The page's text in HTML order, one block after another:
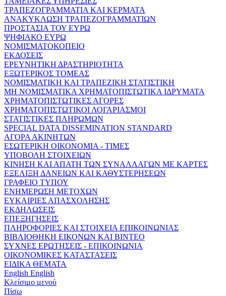
ΤΡΑΠΕΖΟΓΡΑΜΜΑΤΙΑ ΚΑΙ ΚΕΡΜΑΤΑ
ΑΝΑΚΥΚΛΩΣΗ ΤΡΑΠΕΖΟΓΡΑΜΜΑΤΙΩΝ
ΠΡΟΣΤΑΣΙΑ ΤΟΥ ΕΥΡΩ
ΨΗΦΙΑΚΟ ΕΥΡΩ
ΝΟΜΙΣΜΑΤΟΚΟΠΕΙΟ
ΕΚΔΟΣΕΙΣ
ΕΡΕΥΝΗΤΙΚΗ ΔΡΑΣΤΗΡΙΟΤΗΤΑ
ΕΞΩΤΕΡΙΚΟΣ ΤΟΜΕΑΣ
ΝΟΜΙΣΜΑΤΙΚΗ ΚΑΙ ΤΡΑΠΕΖΙΚΗ ΣΤΑΤΙΣΤΙΚΗ
ΜΗ ΝΟΜΙΣΜΑΤΙΚΑ ΧΡΗΜΑΤΟΠΙΣΤΩΤΙΚΑ ΙΔΡΥΜΑΤΑ
ΧΡΗΜΑΤΟΠΙΣΤΩΤΙΚΕΣ ΑΓΟΡΕΣ
ΧΡΗΜΑΤΟΠΙΣΤΩΤΙΚΟΙ ΛΟΓΑΡΙΑΣΜΟΙ
ΣΤΑΤΙΣΤΙΚΕΣ ΠΛΗΡΩΜΩΝ
SPECIAL DATA DISSEMINATION STANDARD
ΑΓΟΡΑ ΑΚΙΝΗΤΩΝ
ΕΣΩΤΕΡΙΚΗ ΟΙΚΟΝΟΜΙΑ - ΤΙΜΕΣ
ΥΠΟΒΟΛΗ ΣΤΟΙΧΕΙΩΝ
ΚΙΝΗΣΗ ΚΑΙ ΑΠΑΤΗ ΤΩΝ ΣΥΝΑΛΛΑΓΩΝ ΜΕ ΚΑΡΤΕΣ
ΕΞΕΛΙΞΗ ΔΑΝΕΙΩΝ ΚΑΙ ΚΑΘΥΣΤΕΡΗΣΕΩΝ
ΓΡΑΦΕΙΟ ΤΥΠΟΥ
ΕΝΗΜΕΡΩΣΗ ΜΕΤΟΧΩΝ
ΕΥΚΑΙΡΙΕΣ ΑΠΑΣΧΟΛΗΣΗΣ
ΕΚΔΗΛΩΣΕΙΣ
ΕΠΕΞΗΓΗΣΕΙΣ
ΠΛΗΡΟΦΟΡΙΕΣ ΚΑΙ ΣΤΟΙΧΕΙΑ ΕΠΙΚΟΙΝΩΝΙΑΣ
ΒΙΒΛΙΟΘΗΚΗ ΕΙΚΟΝΩΝ ΚΑΙ ΒΙΝΤΕΟ
ΣΥΧΝΕΣ ΕΡΩΤΗΣΕΙΣ - ΕΠΙΚΟΙΝΩΝΙΑ
ΟΙΚΟΝΟΜΙΚΕΣ ΚΑΤΑΣΤΑΣΕΙΣ
ΕΙΔΙΚΑ ΘΕΜΑΤΑ
English English
Κλείσιμο μενού
Πίσω